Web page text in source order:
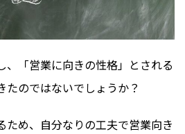
、「営業に向きの性格」とされる
たのではないでしょうか？
ため、自分なりの工夫で営業向き